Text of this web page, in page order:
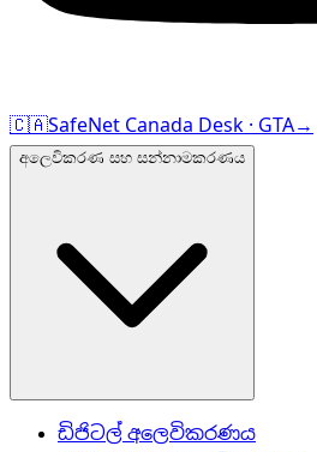
🇨🇦SafeNet Canada Desk · GTA→
අලෙවිකරණ සහ සන්නාමකරණය
ඩිජිටල් අලෙවිකරණය